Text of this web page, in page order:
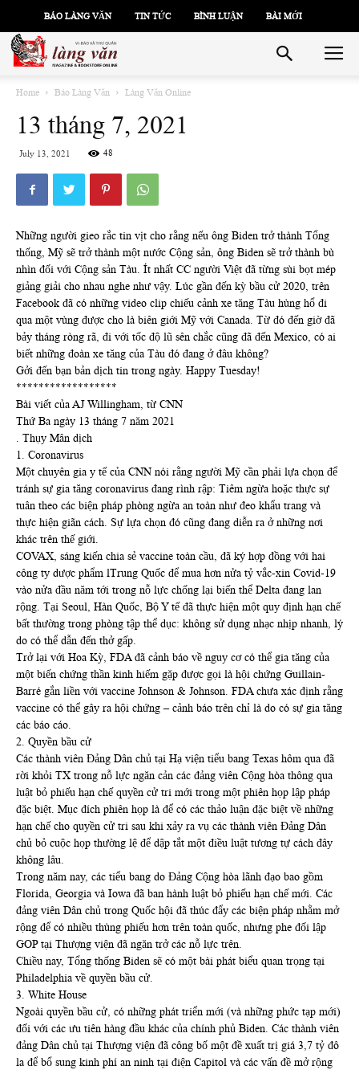
BÁO LÀNG VĂN TIN TỨC BÌNH LUẬN BÀI MỚI
Home Báo Làng Văn Làng Văn Online
13 tháng 7, 2021
July 13, 2021 48
Những người gieo rắc tin vịt cho rằng nếu ông Biden trở thành Tổng
thống, Mỹ sẽ trở thành một nước Cộng sản, ông Biden sẽ trở thành bù
nhìn đối với Cộng sản Tàu. Ít nhất CC người Việt đã từng sùi bọt mép
giảng giải cho nhau nghe như vậy. Lúc gần đến kỳ bầu cử 2020, trên
Facebook đã có những video clip chiếu cảnh xe tăng Tàu hùng hổ đi
qua một vùng được cho là biên giới Mỹ với Canada. Từ đó đến giờ đã
bảy tháng ròng rã, đi với tốc độ lũ sên chắc cũng đã đến Mexico, có ai
biết những đoàn xe tăng của Tàu đó đang ở đâu không?
Gởi đến bạn bản dịch tin trong ngày. Happy Tuesday!
******************
Bài viết của AJ Willingham, từ CNN
Thứ Ba ngày 13 tháng 7 năm 2021
. Thụy Mân dịch
1. Coronavirus
Một chuyên gia y tế của CNN nói rằng người Mỹ cần phải lựa chọn để
tránh sự gia tăng coronavirus đang rình rập: Tiêm ngừa hoặc thực sự
tuân theo các biện pháp phòng ngừa an toàn như đeo khẩu trang và
thực hiện giãn cách. Sự lựa chọn đó cũng đang diễn ra ở những nơi
khác trên thế giới.
COVAX, sáng kiến ​​chia sẻ vaccine toàn cầu, đã ký hợp đồng với hai
công ty dược phẩm lTrung Quốc để mua hơn nửa tỷ vắc-xin Covid-19
vào nửa đầu năm tới trong nỗ lực chống lại biến thể Delta đang lan
rộng. Tại Seoul, Hàn Quốc, Bộ Y tế đã thực hiện một quy định hạn chế
bất thường trong phòng tập thể dục: không sử dụng nhạc nhịp nhanh, lý
do có thể dẫn đến thở gấp.
Trở lại với Hoa Kỳ, FDA đã cảnh báo về nguy cơ có thể gia tăng của
một biến chứng thần kinh hiếm gặp được gọi là hội chứng Guillain-
Barré gắn liền với vaccine Johnson & Johnson. FDA chưa xác định rằng
vaccine có thể gây ra hội chứng – cảnh báo trên chỉ là do có sự gia tăng
các báo cáo.
2. Quyền bầu cử
Các thành viên Đảng Dân chủ tại Hạ viện tiểu bang Texas hôm qua đã
rời khỏi TX trong nỗ lực ngăn cản các đảng viên Cộng hòa thông qua
luật bỏ phiếu hạn chế quyền cử tri mới trong một phiên họp lập pháp
đặc biệt. Mục đích phiên họp là để có các thảo luận đặc biệt về những
hạn chế cho quyền cử tri sau khi xảy ra vụ các thành viên Đảng Dân
chủ bỏ cuộc họp thường lệ để dập tắt một điều luật tương tự cách đây
không lâu.
Trong năm nay, các tiểu bang do Đảng Cộng hòa lãnh đạo bao gồm
Florida, Georgia và Iowa đã ban hành luật bỏ phiếu hạn chế mới. Các
đảng viên Dân chủ trong Quốc hội đã thúc đẩy các biện pháp nhằm mở
rộng để có nhiều thùng phiếu hơn trên toàn quốc, nhưng phe đối lập
GOP tại Thượng viện đã ngăn trở các nỗ lực trên.
Chiều nay, Tổng thống Biden sẽ có một bài phát biểu quan trọng tại
Philadelphia về quyền bầu cử.
3. White House
Ngoài quyền bầu cử, có những phát triển mới (và những phức tạp mới)
đối với các ưu tiên hàng đầu khác của chính phủ Biden. Các thành viên
đảng Dân chủ tại Thượng viện đã công bố một đề xuất trị giá 3,7 tỷ đô
la để bổ sung kinh phí an ninh tại điện Capitol và các vấn đề mở rộng